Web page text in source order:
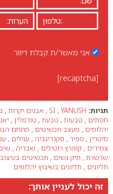
אני מאשר/ת קבלת דיוור
[recaptcha]
תגיות: SI , YANUSH
, אבנים יקרות ,
חפתים , טבעות , טבעת , טורמלין ,
יהלומים , מעצב תכשיטים , מתחם
סיטרין , ספיר , סקנדינביה , עגילים ,
צמידים , קווורץ רוטילים , שבדיה ,
שרשרת , תיק נשים , תכשיטים
תליונים , תליונים בשיבוץ יהלומים
זה יכול לעניין אותך: